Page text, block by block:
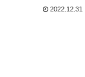
2022.12.31